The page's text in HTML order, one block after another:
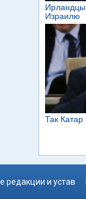
редакции и устав